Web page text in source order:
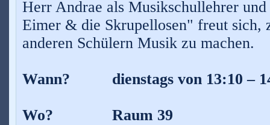
Herr Andrae als Musikschullehrer
Eimer & die Skrupellosen" freut sich,
anderen Schülern Musik zu machen.
Wann? dienstags von 13:10 –
Wo? Raum 39